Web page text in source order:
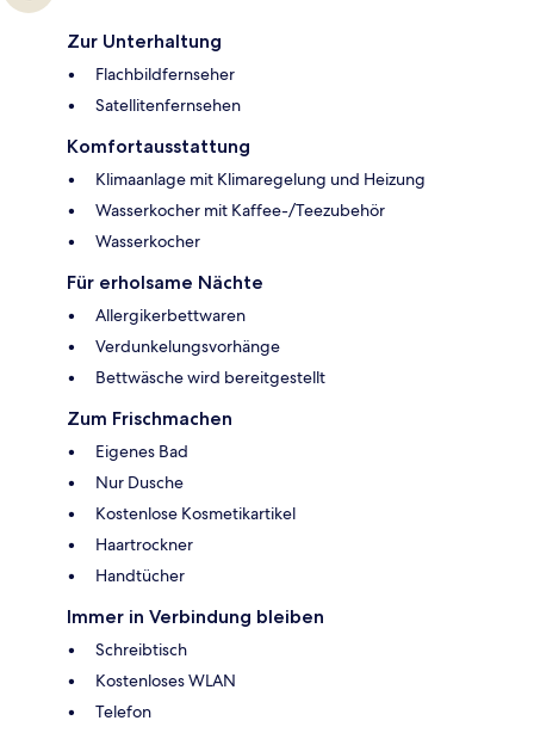
Zur Unterhaltung
Flachbildfernseher
Satellitenfernsehen
Komfortausstattung
Klimaanlage mit Klimaregelung und Heizung
Wasserkocher mit Kaffee-/Teezubehör
Wasserkocher
Für erholsame Nächte
Allergikerbettwaren
Verdunkelungsvorhänge
Bettwäsche wird bereitgestellt
Zum Frischmachen
Eigenes Bad
Nur Dusche
Kostenlose Kosmetikartikel
Haartrockner
Handtücher
Immer in Verbindung bleiben
Schreibtisch
Kostenloses WLAN
Telefon